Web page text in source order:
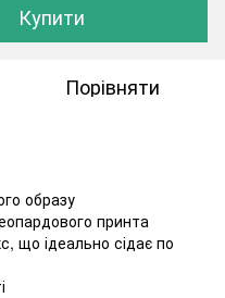
Купити
Порівняти
образу
принта
що ідеально сідає по